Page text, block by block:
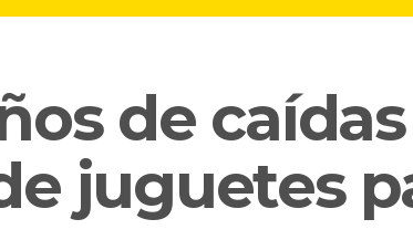
de
juguetes